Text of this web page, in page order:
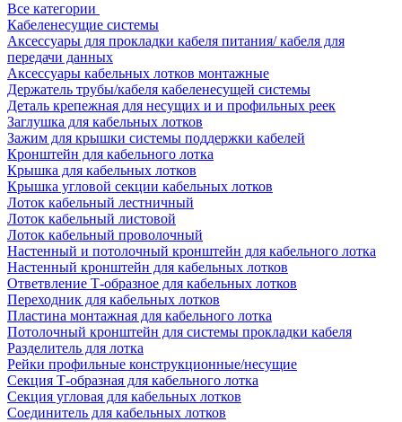
Все категории
Кабеленесущие системы
Аксессуары для прокладки кабеля питания/ кабеля для
передачи данных
Аксессуары кабельных лотков монтажные
Держатель трубы/кабеля кабеленесущей системы
Деталь крепежная для несущих и и профильных реек
Заглушка для кабельных лотков
Зажим для крышки системы поддержки кабелей
Кронштейн для кабельного лотка
Крышка для кабельных лотков
Крышка угловой секции кабельных лотков
Лоток кабельный лестничный
Лоток кабельный листовой
Лоток кабельный проволочный
Настенный и потолочный кронштейн для кабельного лотка
Настенный кронштейн для кабельных лотков
Ответвление Т-образное для кабельных лотков
Переходник для кабельных лотков
Пластина монтажная для кабельного лотка
Потолочный кронштейн для системы прокладки кабеля
Разделитель для лотка
Рейки профильные конструкционные/несущие
Секция Т-образная для кабельного лотка
Секция угловая для кабельных лотков
Соединитель для кабельных лотков